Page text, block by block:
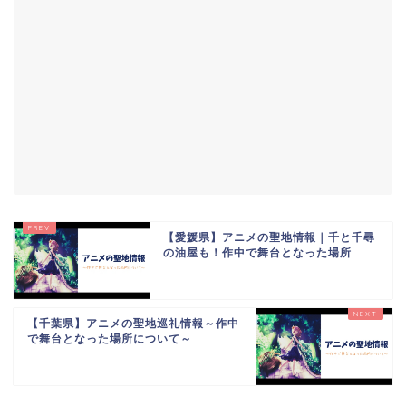
【愛媛県】アニメの聖地情報｜千と千尋
の油屋も！作中で舞台となった場所
【千葉県】アニメの聖地巡礼情報～作中
で舞台となった場所について～